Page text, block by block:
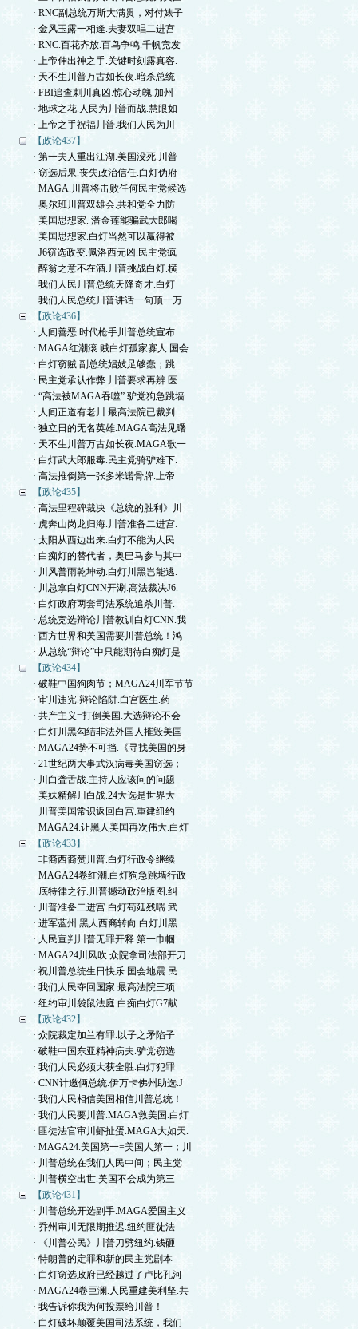
· RNC副总统万斯大满贯，对付婊子
· 金风玉露一相逢.夫妻双唱二进宫
· RNC.百花齐放.百鸟争鸣.千帆竞发
· 上帝伸出神之手.关键时刻露真容.
· 天不生川普万古如长夜.暗杀总统
· FBI追查刺川真凶.惊心动魄.加州
· 地球之花.人民为川普而战.慧眼如
· 上帝之手祝福川普.我们人民为川
【政论437】
· 第一夫人重出江湖.美国没死.川普
· 窃选后果.丧失政治信任.白灯伪府
· MAGA.川普将击败任何民主党候选
· 奥尔班川普双雄会.共和党全力防
· 美国思想家. 潘金莲能骗武大郎喝
· 美国思想家.白灯当然可以赢得被
· J6窃选政变.佩洛西元凶.民主党疯
· 醉翁之意不在酒.川普挑战白灯.横
· 我们人民川普总统天降奇才.白灯
· 我们人民总统川普讲话一句顶一万
【政论436】
· 人间善恶.时代枪手川普总统宣布
· MAGA红潮滚.贼白灯孤家寡人.国会
· 白灯窃贼.副总统娼妓足够蠢；跳
· 民主党承认作弊.川普要求再辨.医
· “高法被MAGA吞噬”.驴党狗急跳墙
· 人间正道有老川.最高法院已裁判.
· 独立日的无名英雄.MAGA高法见曙
· 天不生川普万古如长夜.MAGA歌一
· 白灯武大郎服毒.民主党骑驴难下.
· 高法推倒第一张多米诺骨牌.上帝
【政论435】
· 高法里程碑裁决《总统的胜利》川
· 虎奔山岗龙归海.川普准备二进宫.
· 太阳从西边出来.白灯不能为人民
· 白痴灯的替代者，奥巴马参与其中
· 川风普雨乾坤动.白灯川黑岂能逃.
· 川总拿白灯CNN开涮.高法裁决J6.
· 白灯政府两套司法系统追杀川普.
· 总统竞选辩论川普教训白灯CNN.我
· 西方世界和美国需要川普总统！鸿
· 从总统“辩论”中只能期待白痴灯是
【政论434】
· 破鞋中国狗肉节；MAGA24川军节节
· 审川违宪.辩论陷阱.白宫医生.药
· 共产主义=打倒美国.大选辩论不会
· 白灯川黑勾结非法外国人摧毁美国
· MAGA24势不可挡.《寻找美国的身
· 21世纪两大事武汉病毒美国窃选；
· 川白聋舌战.主持人应该问的问题
· 美妹精解川白战.24大选是世界大
· 川普美国常识返回白宫.重建纽约
· MAGA24.让黑人美国再次伟大.白灯
【政论433】
· 非裔西裔赞川普.白灯行政令继续
· MAGA24卷红潮.白灯狗急跳墙行政
· 底特律之行.川普撼动政治版图.纠
· 川普准备二进宫.白灯苟延残喘.武
· 进军蓝州.黑人西裔转向.白灯川黑
· 人民宣判川普无罪开释.第一巾帼.
· MAGA24川风吹.众院拿司法部开刀.
· 祝川普总统生日快乐.国会地震.民
· 我们人民夺回国家.最高法院三项
· 纽约审川袋鼠法庭.白痴白灯G7献
【政论432】
· 众院裁定加兰有罪.以子之矛陷子
· 破鞋中国东亚精神病夫.驴党窃选
· 我们人民必须大获全胜.白灯犯罪
· CNN计邀俩总统.伊万卡佛州助选.J
· 我们人民相信美国相信川普总统！
· 我们人民要川普.MAGA救美国.白灯
· 匪徒法官审川虾扯蛋.MAGA大如天.
· MAGA24.美国第一=美国人第一；川
· 川普总统在我们人民中间；民主党
· 川普横空出世.美国不会成为第三
【政论431】
· 川普总统开选副手.MAGA爱国主义
· 乔州审川无限期推迟.纽约匪徒法
· 《川普公民》川普刀劈纽约.钱砸
· 特朗普的定罪和新的民主党剧本
· 白灯窃选政府已经越过了卢比孔河
· MAGA24卷巨澜.人民重建美利坚.共
· 我告诉你我为何投票给川普！
· 白灯破坏颠覆美国司法系统，我们